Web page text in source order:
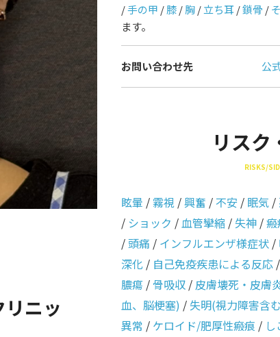
ニッ
/手の甲 /膝/胸/立ち耳/鎖骨 /
ます。
お問い合わせ先 公
リスク
RISKS/
眩暈 /霧視 /興奮 / 不安 / 眠気 /
/ ショック /血管攣縮 /失神 /瘢
/頭痛 / インフルエンザ様症状 /
深化 / 自己免疫疾患による反応 /
膿瘍 / 骨吸収 / 皮膚壊死・皮膚
血、脳梗塞) /失明(視力障害含
異常 / ケロイド/肥厚性瘢痕 /